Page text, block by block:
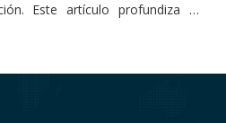
Este artículo profundiza en